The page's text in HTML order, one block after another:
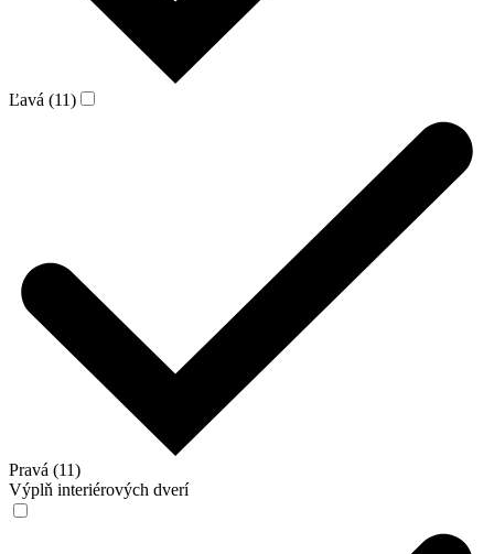
Ľavá (11)
Pravá (11)
Výplň interiérových dverí